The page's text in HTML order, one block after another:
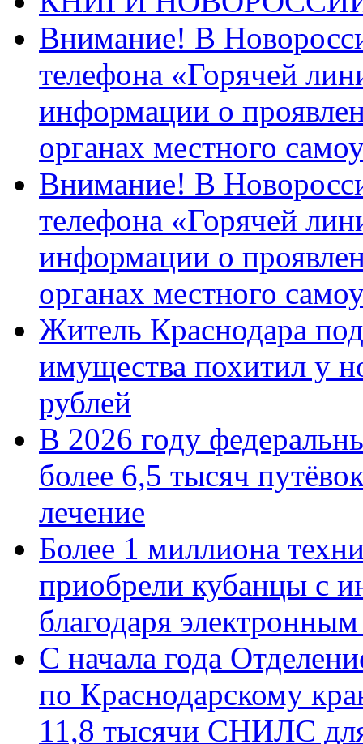
Внимание! В
телефона «Горячей
информации о
органах местного
Внимание! В
телефона «Горячей
информации о
органах местного
Житель Краснодара
имущества похитил у
рублей
В 2026 году
более 6,5 тысяч
лечение
Более 1 миллиона
приобрели кубанцы с
благодаря
С начала года
по Краснодарскому
11,8 тысячи СНИЛС